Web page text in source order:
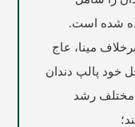
شده است.
مینا، عاج
خود پالپ دندان
مختلف رشد